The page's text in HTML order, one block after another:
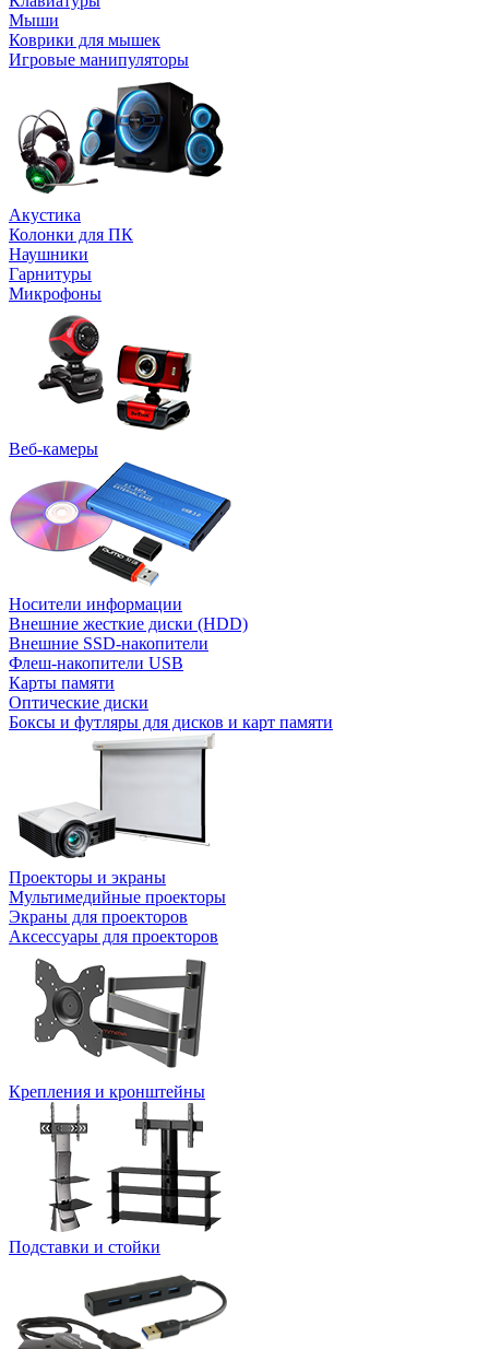
Мыши
Коврики для мышек
Игровые манипуляторы
Акустика
Колонки для ПК
Наушники
Гарнитуры
Микрофоны
Веб-камеры
Носители информации
Внешние жесткие диски (HDD)
Внешние SSD-накопители
Флеш-накопители USB
Карты памяти
Оптические диски
Боксы и футляры для дисков и карт памяти
Проекторы и экраны
Мультимедийные проекторы
Экраны для проекторов
Аксессуары для проекторов
Крепления и кронштейны
Подставки и стойки